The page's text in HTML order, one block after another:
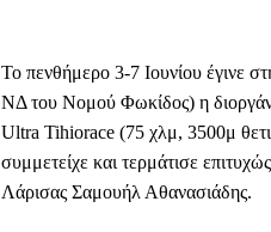
Το πενθήμερο 3-7 Ιουνίου έγινε
NΔ του Nομού Φωκίδoς) η
Ultra Tihiorace (75 χλμ, 3500μ
συμμετείχε και τερμάτισε
Λάρισας Σαμουήλ Αθανασιάδης.